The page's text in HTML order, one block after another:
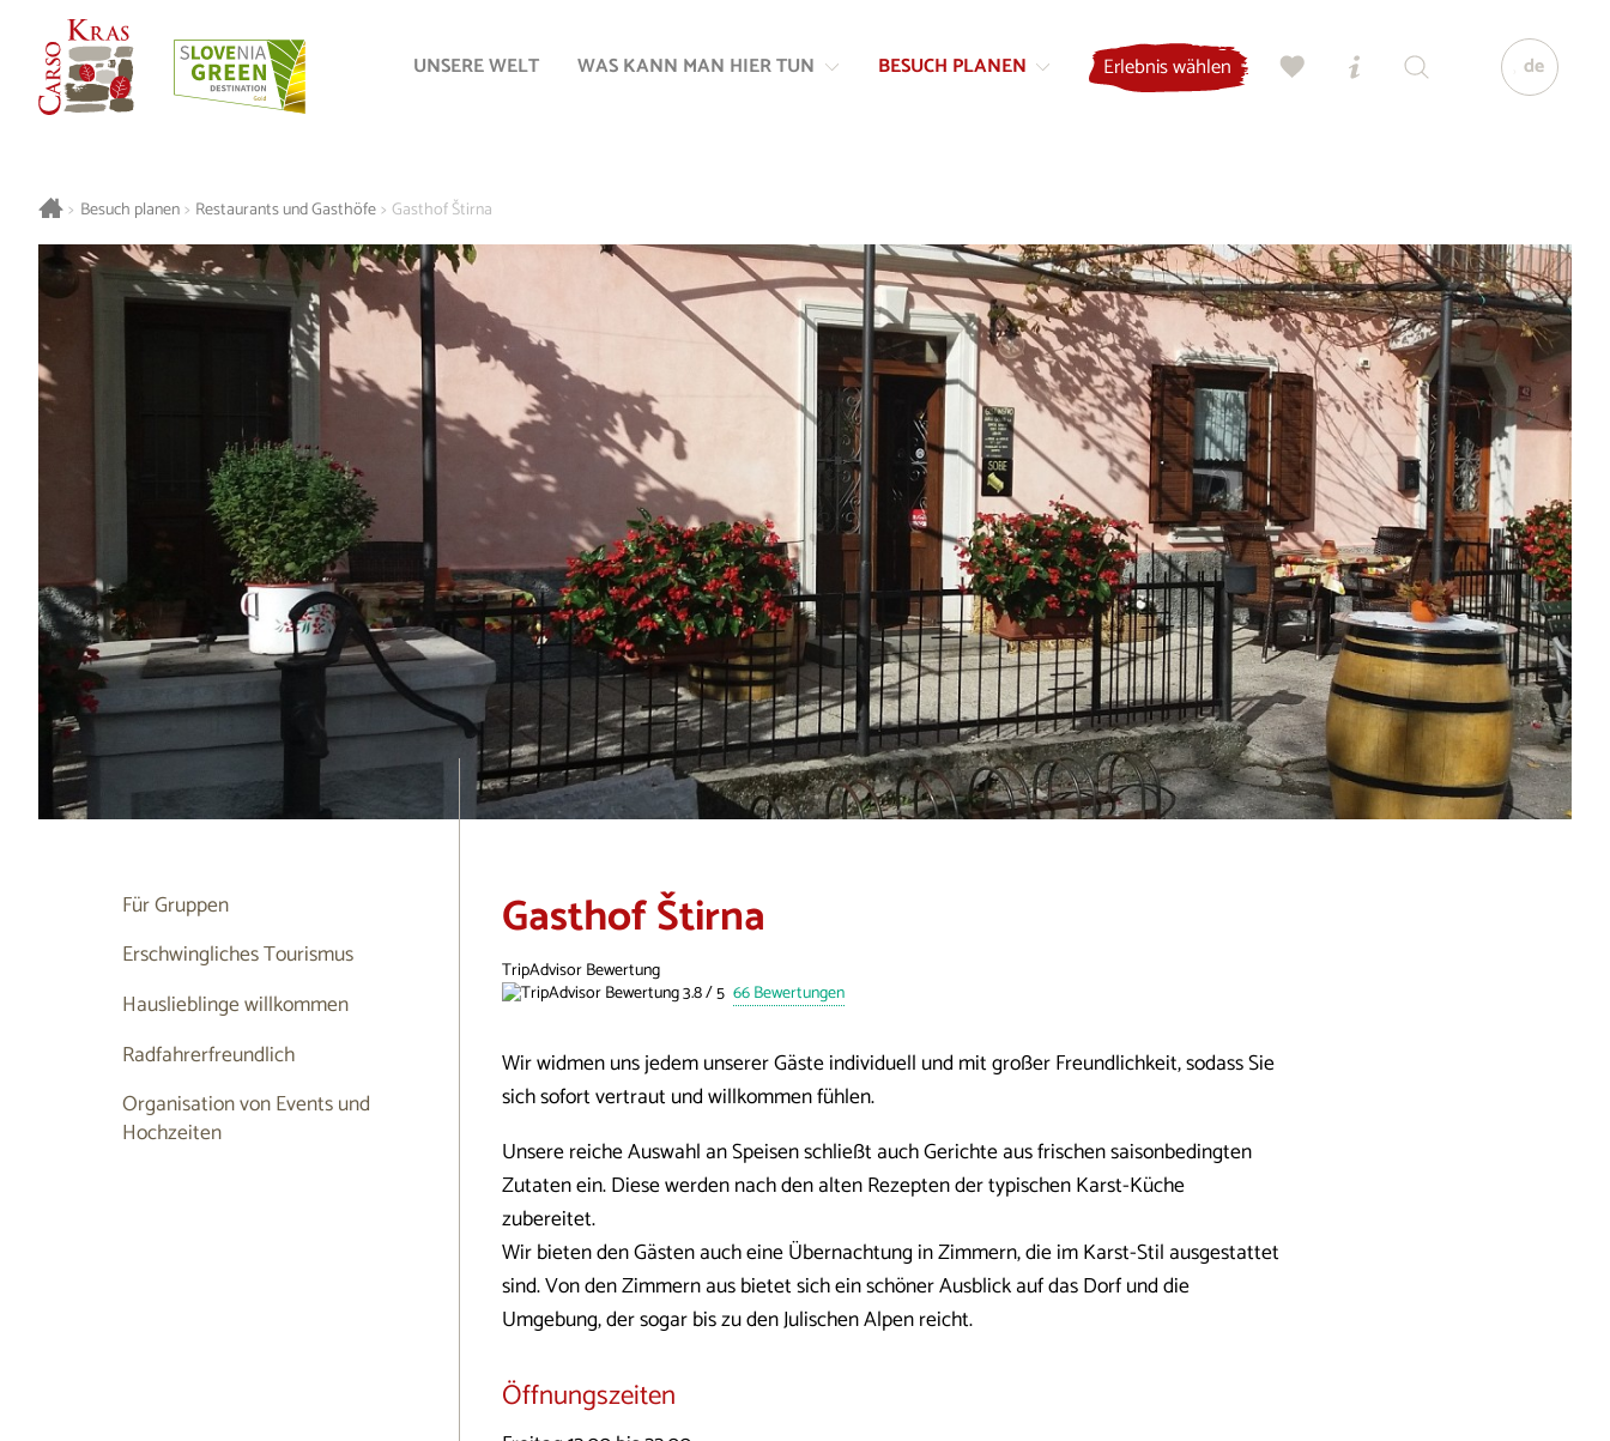
Inhalt
Navigation
UNSERE WELT WAS KANN MAN HIER TUN BESUCH PLANEN Erlebnis wählen de
> Besuch planen > Restaurants und Gasthöfe > Gasthof Štirna
Gasthof Štirna
TripAdvisor Bewertung
66 Bewertungen
Wir widmen uns jedem unserer Gäste individuell und mit großer Freundlichkeit, sodass Sie
sich sofort vertraut und willkommen fühlen.
Unsere reiche Auswahl an Speisen schließt auch Gerichte aus frischen saisonbedingten
Zutaten ein. Diese werden nach den alten Rezepten der typischen Karst-Küche
zubereitet.
Wir bieten den Gästen auch eine Übernachtung in Zimmern, die im Karst-Stil ausgestattet
sind. Von den Zimmern aus bietet sich ein schöner Ausblick auf das Dorf und die
Umgebung, der sogar bis zu den Julischen Alpen reicht.
Öffnungszeiten
Für Gruppen
Erschwingliches Tourismus
Hauslieblinge willkommen
Radfahrerfreundlich
Organisation von Events und
Hochzeiten